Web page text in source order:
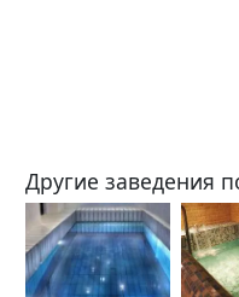
Другие заведения